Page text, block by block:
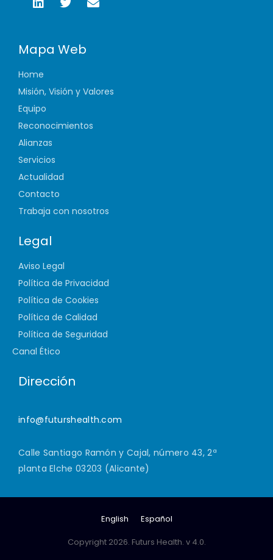
Mapa Web
Home
Misión, Visión y Valores
Equipo
Reconocimientos
Alianzas
Servicios
Actualidad
Contacto
Trabaja con nosotros
Legal
Aviso Legal
Política de Privacidad
Política de Cookies
Política de Calidad
Política de Seguridad
Canal Ético
Dirección
info@futurshealth.com
Calle Santiago Ramón y Cajal, número 43, 2ª
planta Elche 03203 (Alicante)
English
Español
Copyright 2026. Futurs Health. v 4.0.